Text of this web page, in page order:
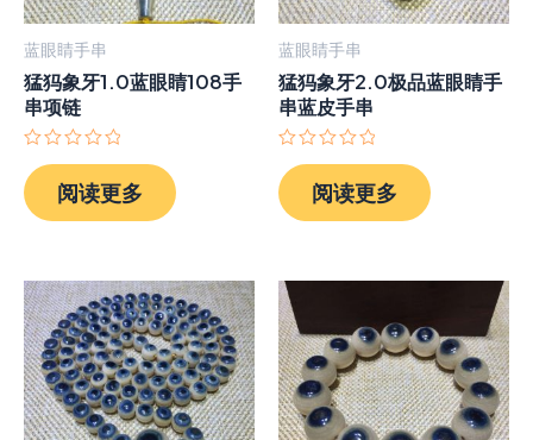
蓝眼睛手串
猛犸象牙1.0蓝眼睛108手
串项链
评
分
0
&sol;
阅读更多
蓝眼睛手串
猛犸象牙2.0极品蓝眼睛手
串蓝皮手串
评
分
0
&sol;
阅读更多